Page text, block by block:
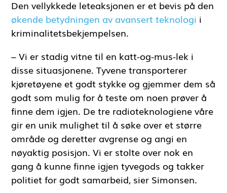
Den vellykkede leteaksjonen er et bevis på den
økende betydningen av avansert teknologi i
kriminalitetsbekjempelsen.
– Vi er stadig vitne til en katt-og-mus-lek i
disse situasjonene. Tyvene transporterer
kjøretøyene et godt stykke og gjemmer dem så
godt som mulig for å teste om noen prøver å
finne dem igjen. De tre radioteknologiene våre
gir en unik mulighet til å søke over et større
område og deretter avgrense og angi en
nøyaktig posisjon. Vi er stolte over nok en
gang å kunne finne igjen tyvegods og takker
politiet for godt samarbeid, sier Simonsen.